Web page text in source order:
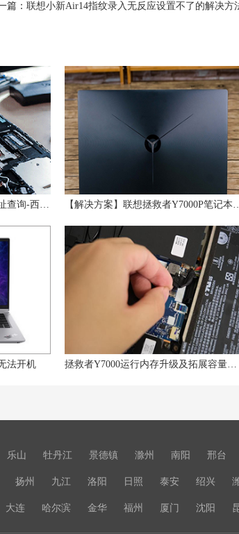
篇： 联想小新Air14指纹录入无反应设置不了的解决方
法开机 拯救者Y7000运行内存升级及拓展容量解析
乐山 牡丹江 景德镇 滁州 南阳 邢台
扬州 九江 洛阳 日照 泰安 绍兴
大连 哈尔滨 金华 福州 厦门 沈阳